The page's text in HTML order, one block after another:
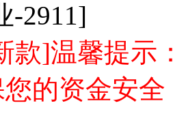
-2911]
款]温馨提示
的资金安